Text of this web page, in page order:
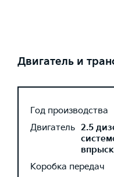
Двигатель и
Год производства
Двигатель 2.5
Коробка передач